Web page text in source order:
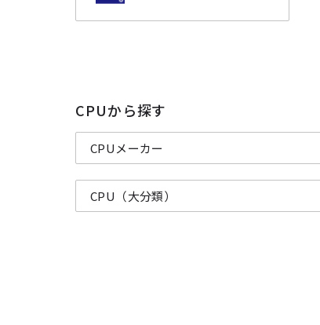
CPUから探す